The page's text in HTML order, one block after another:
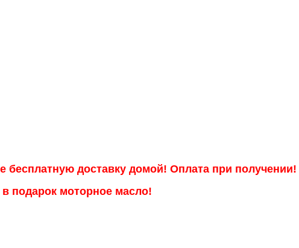
бесплатную доставку домой! Оплата при получении!
в подарок моторное масло!